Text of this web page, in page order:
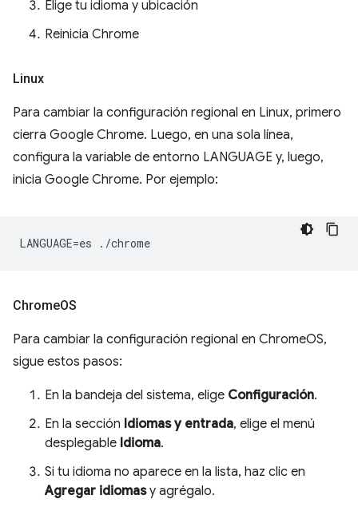
Elige tu idioma y ubicación
Reinicia Chrome
Linux
Para cambiar la configuración regional en Linux, primero
cierra Google Chrome. Luego, en una sola línea,
configura la variable de entorno LANGUAGE y, luego,
inicia Google Chrome. Por ejemplo:
ChromeOS
Para cambiar la configuración regional en ChromeOS,
sigue estos pasos:
En la bandeja del sistema, elige Configuración.
En la sección Idiomas y entrada, elige el menú
desplegable Idioma.
Si tu idioma no aparece en la lista, haz clic en
Agregar idiomasy agrégalo.